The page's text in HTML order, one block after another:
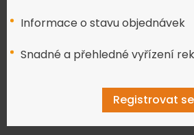
Informace o stavu objednávek
Snadné a přehledné vyřízení
Registrovat se